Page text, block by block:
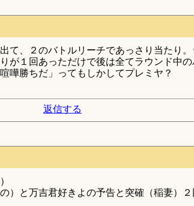
て、２のバトルリーチであっさり当たり
が１回あっただけで後は全てラウンド中
嘩勝ちだ」ってもしかしてプレミヤ？
返信する
と万吉君好きよの予告と突確（稲妻）２